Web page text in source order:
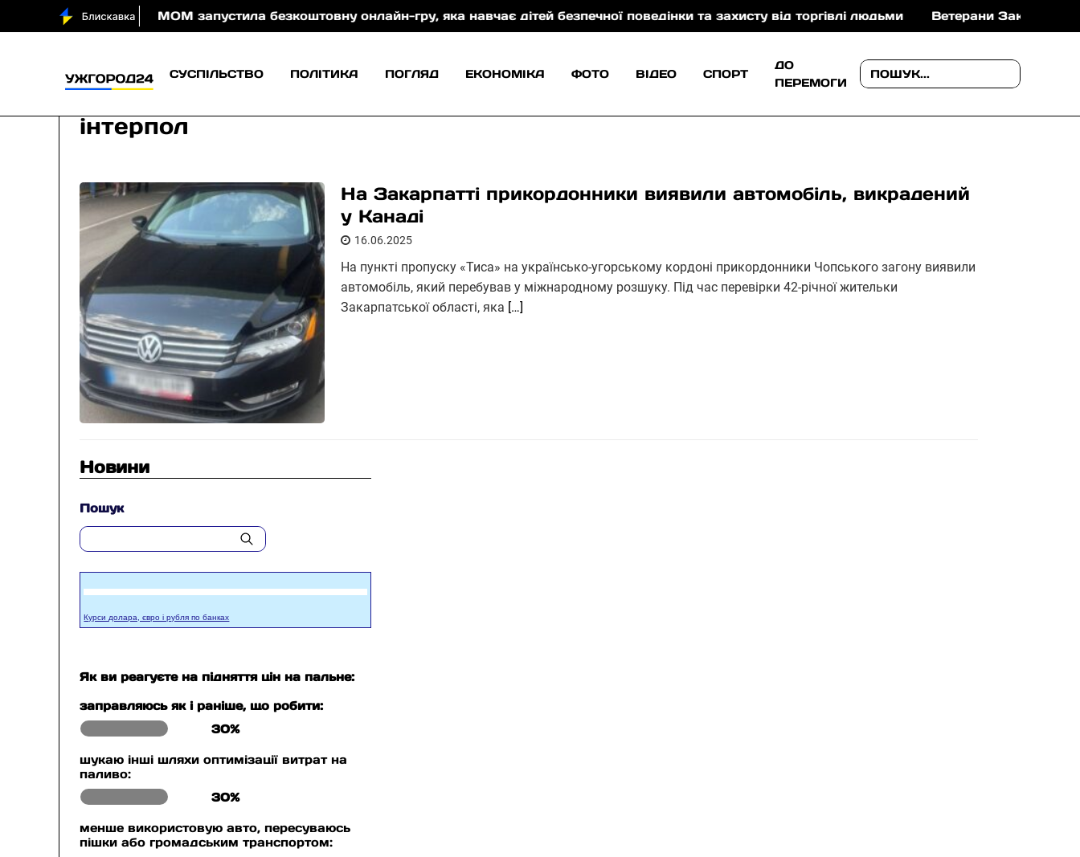
вночі МОМ запустила безкоштовну онлайн-гру, яка навчає дітей безпечної поведінки та захисту від торгівлі людьми Ветерани Закарпаття можуть
СУСПІЛЬСТВО ПОЛІТИКА ПОГЛЯД ЕКОНОМІКА ФОТО ВІДЕО СПОРТ
ДО
ПЕРЕМОГИ
інтерпол
На Закарпатті прикордонники виявили автомобіль, викрадений
у Канаді
16.06.2025
На пункті пропуску «Тиса» на українсько-угорському кордоні прикордонники Чопського загону виявили
автомобіль, який перебував у міжнародному розшуку. Під час перевірки 42-річної жительки
Закарпатської області, яка […]
Новини
Пошук
Курси долара, євро і рубля по банках
Як ви реагуєте на підняття цін на пальне:
заправляюсь як і раніше, що робити:
30%
шукаю інші шляхи оптимізації витрат на
паливо:
30%
менше використовую авто, пересуваюсь
пішки або громадським транспортом: